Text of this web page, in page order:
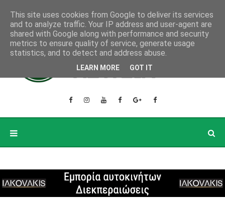
This site uses cookies from Google to deliver its services
and to analyze traffic. Your IP address and user-agent are
shared with Google along with performance and security
metrics to ensure quality of service, generate usage
statistics, and to detect and address abuse.
LEARN MORE GOT IT